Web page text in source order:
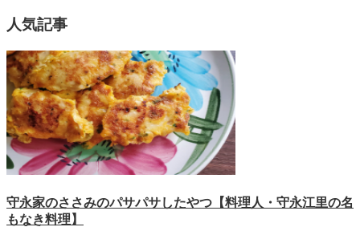
人気記事
守永家のささみのパサパサしたやつ【料理人・守永江里の名
もなき料理】